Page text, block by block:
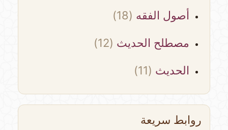
أصول الفقه(18)
مصطلح الحديث(12)
الحديث(11)
روابط سريعة